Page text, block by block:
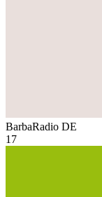
BarbaRadio DE
17